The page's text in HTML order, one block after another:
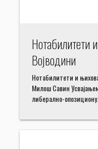
Нотабилитети
Војводини
Нотабилитети и
Милош Савин
либерално-опозициону…